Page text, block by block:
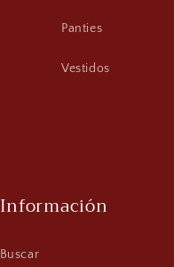
Panties
Vestidos
Información
Buscar